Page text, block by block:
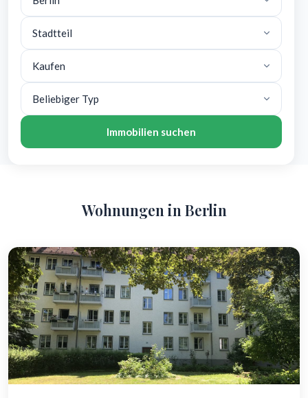
Immobilien suchen
Wohnungen in Berlin